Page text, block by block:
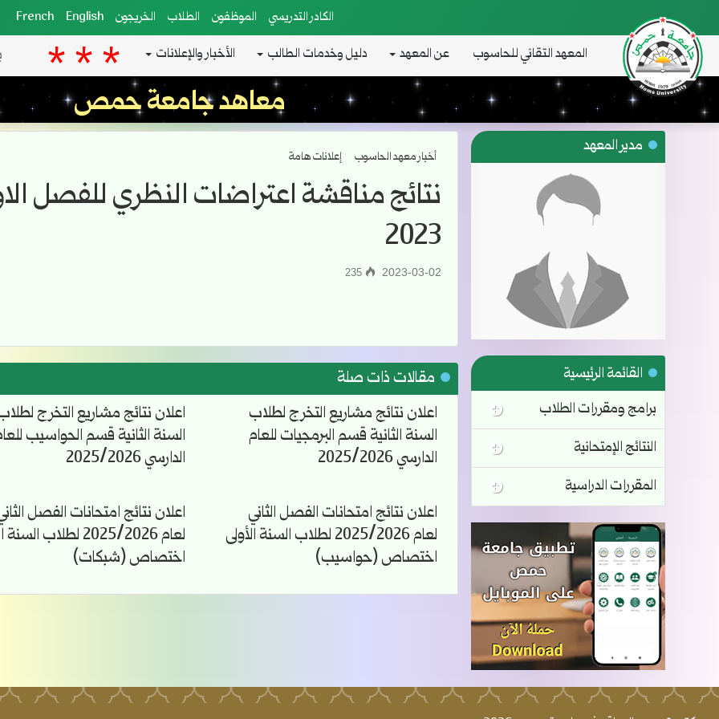
الكادر التدريسي الموظفون الطلاب الخريجون French English
المعهد التقاني للحاسوب عن المعهد دليل وخدمات الطالب الأخبار والإعلانات
معاهد جامعة حمص
أخبار معهد الحاسوب إعلانات هامة
2023
2023-03-02
مقالات ذات صلة
اعلان نتائج مشاريع التخرج لطلاب
السنة الثانية قسم البرمجيات للعام
الدارسي 2025/2026
اعلان نتائج مشاريع التخرج
السنة الثانية قسم الحواسيب
الدارسي 2025/2026
اعلان نتائج امتحانات الفصل الثاني
لعام 2025/2026 لطلاب السنة الأولى
اختصاص (حواسيب)
اعلان نتائج امتحانات الفصل
لعام 2025/2026 لطلاب
اختصاص (شبكات)
مدير المعهد
القائمة الرئيسية
برامج ومقررات الطلاب
النتائج الإمتحانية
المقررات الدراسية